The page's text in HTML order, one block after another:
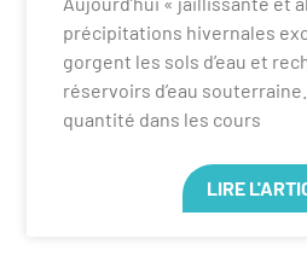
précipitations hivernales
gorgent les sols d’eau et
réservoirs d’eau souterraine.
quantité dans les cours
LIRE